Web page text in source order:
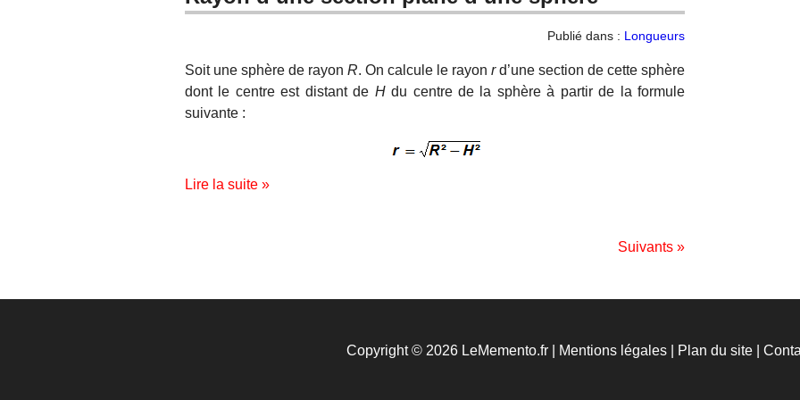
Publié dans : Longueurs
Soit une sphère de rayon R. On calcule le rayon rd’une section de cette sphère
dont le centre est distant de Hdu centre de la sphère à partir de la formule
suivante :
Lire la suite »
Suivants »
Copyright © 2026 LeMemento.fr | Mentions légales Plan du site